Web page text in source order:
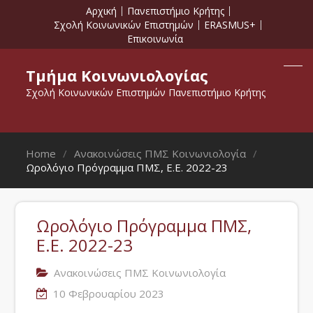
Αρχική
Πανεπιστήμιο Κρήτης
Σχολή Κοινωνικών Επιστημών
ERASMUS+
Επικοινωνία
Τμήμα Κοινωνιολογίας
Σχολή Κοινωνικών Επιστημών Πανεπιστήμιο Κρήτης
Home
Ανακοινώσεις ΠΜΣ Κοινωνιολογία
Ωρολόγιο Πρόγραμμα ΠΜΣ, Ε.Ε. 2022-23
Ωρολόγιο Πρόγραμμα ΠΜΣ,
Ε.Ε. 2022-23
Ανακοινώσεις ΠΜΣ Κοινωνιολογία
10 Φεβρουαρίου 2023